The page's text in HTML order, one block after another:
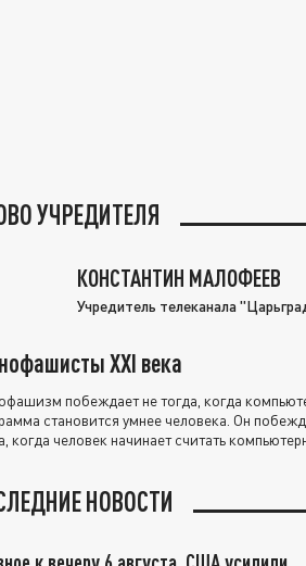
УЧРЕДИТЕЛЯ
КОНСТАНТИН МАЛОФЕЕВ
Учредитель телеканала
XXI века
побеждает не тогда, когда
становится умнее человека. Он
когда человек начинает считать
НОВОСТИ